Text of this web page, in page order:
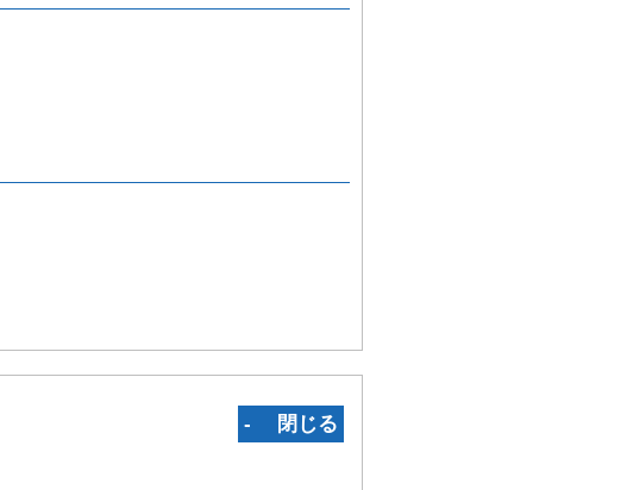
‐ 閉じる